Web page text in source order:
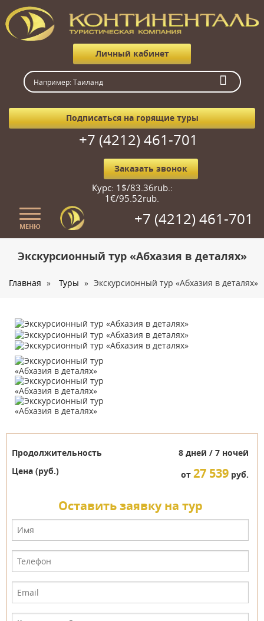
Личный кабинет
Подписаться на горящие туры
+7 (4212) 461-701
Заказать звонок
Курс: 1$/83.36rub.:
1€/95.52rub.
МЕНЮ +7 (4212) 461-701
Страны
Туристам
Корпоративное обслуживание
Новости
Контакты
Экскурсионный тур «Абхазия в деталях»
Главная » Туры » Экскурсионный тур «Абхазия в деталях»
Продолжительность
8 дней / 7 ночей
Цена (руб.)
от 27 539 руб.
Оставить заявку на тур